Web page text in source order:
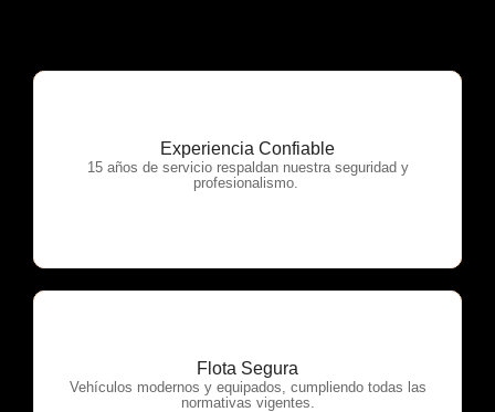
Experiencia Confiable
15 años de servicio respaldan nuestra seguridad y
profesionalismo.
OTP Servicios
Flota Segura
Vehículos modernos y equipados, cumpliendo todas las
normativas vigentes.
OTP Servicios